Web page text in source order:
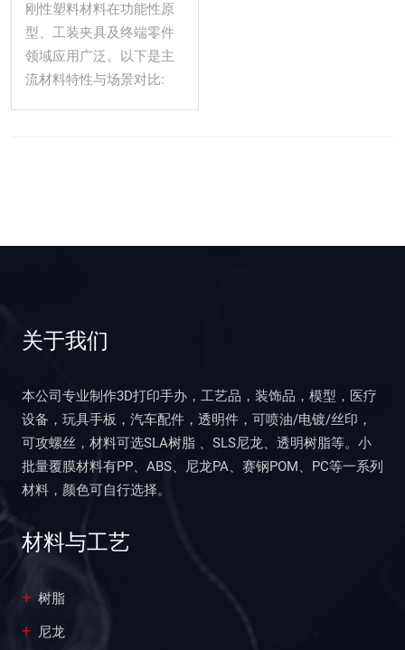
刚性塑料材料在功能性原
型、工装夹具及终端零件
领域应用广泛。以下是主
流材料特性与场景对比:
关于我们
本公司专业制作3D打印手办，工艺品，装饰品，模型，医疗
设备，玩具手板，汽车配件，透明件，可喷油/电镀/丝印，
可攻螺丝，材料可选SLA树脂 、SLS尼龙、透明树脂等。小
批量覆膜材料有PP、ABS、尼龙PA、赛钢POM、PC等一系列
材料，颜色可自行选择。
材料与工艺
树脂
尼龙